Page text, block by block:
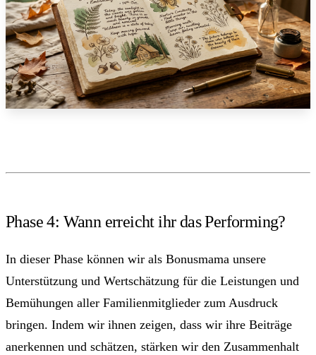
Phase 4: Wann erreicht ihr das Performing?
In dieser Phase können wir als Bonusmama unsere
Unterstützung und Wertschätzung für die Leistungen und
Bemühungen aller Familienmitglieder zum Ausdruck
bringen. Indem wir ihnen zeigen, dass wir ihre Beiträge
anerkennen und schätzen, stärken wir den Zusammenhalt